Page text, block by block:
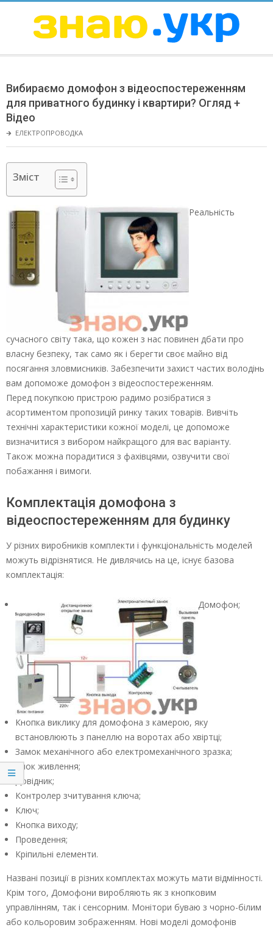
ЗНАЮ
Menu
Вибираємо домофон з відеоспостереженням
для приватного будинку і квартири? Огляд +
Відео
🡲 ЕЛЕКТРОПРОВОДКА
Зміст
Реальність
сучасного світу така, що кожен з нас повинен дбати про
власну безпеку, так само як і берегти своє майно від
посягання зловмисників. Забезпечити захист частих володінь
вам допоможе домофон з відеоспостереженням.
Перед покупкою пристрою радимо розібратися з
асортиментом пропозицій ринку таких товарів. Вивчіть
технічні характеристики кожної моделі, це допоможе
визначитися з вибором найкращого для вас варіанту.
Також можна порадитися з фахівцями, озвучити свої
побажання і вимоги.
Комплектація домофона з
відеоспостереженням для будинку
У різних виробників комплекти і функціональність моделей
можуть відрізнятися. Не дивлячись на це, існує базова
комплектація:
Домофон;
Кнопка виклику для домофона з камерою, яку
встановлюють з панеллю на воротах або хвіртці;
Замок механічного або електромеханічного зразка;
Блок живлення;
Довідник;
Контролер зчитування ключа;
Ключ;
Кнопка виходу;
Проведення;
Кріпильні елементи.
Названі позиції в різних комплектах можуть мати відмінності.
Крім того, Домофони виробляють як з кнопковим
управлінням, так і сенсорним. Монітори буваю з чорно-білим
або кольоровим зображенням. Нові моделі домофонів